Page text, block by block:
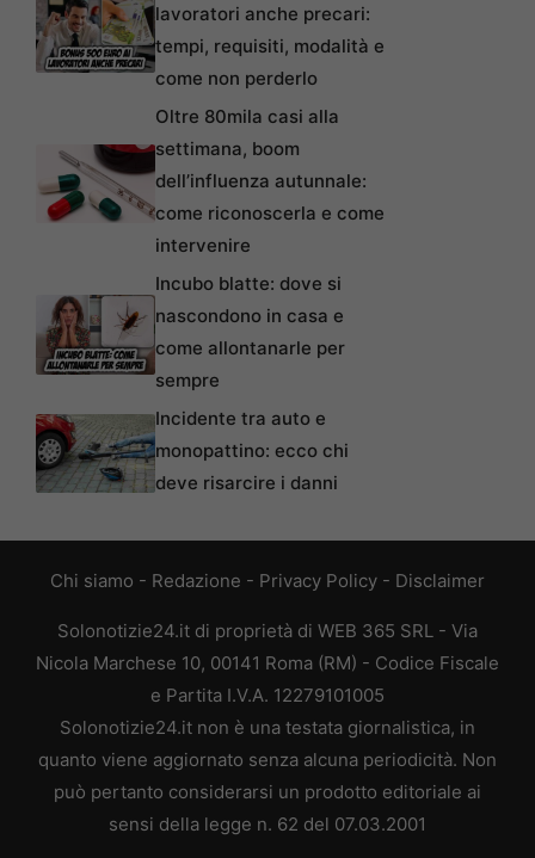
lavoratori anche precari:
tempi, requisiti, modalità e
come non perderlo
Oltre 80mila casi alla
settimana, boom
dell’influenza autunnale:
come riconoscerla e come
intervenire
Incubo blatte: dove si
nascondono in casa e
come allontanarle per
sempre
Incidente tra auto e
monopattino: ecco chi
deve risarcire i danni
Chi siamo - Redazione - Privacy Policy - Disclaimer
Solonotizie24.it di proprietà di WEB 365 SRL - Via
Nicola Marchese 10, 00141 Roma (RM) - Codice Fiscale
e Partita I.V.A. 12279101005
Solonotizie24.it non è una testata giornalistica, in
quanto viene aggiornato senza alcuna periodicità. Non
può pertanto considerarsi un prodotto editoriale ai
sensi della legge n. 62 del 07.03.2001